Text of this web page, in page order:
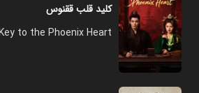
کلید قلب ققنوس
to the Phoenix Heart